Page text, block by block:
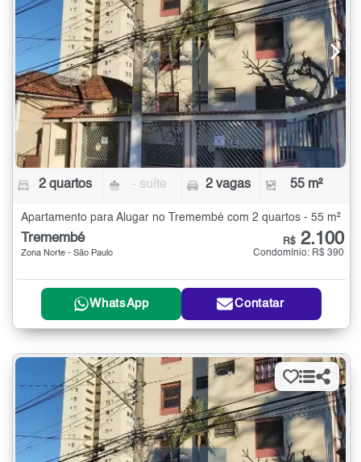
2 quartos - suíte 2 vagas 55 m²
Apartamento para Alugar no Tremembé com 2 quartos - 55 m²
Tremembé
Zona Norte - São Paulo
R$ 2.100
Condomínio: R$ 390
WhatsApp Contatar